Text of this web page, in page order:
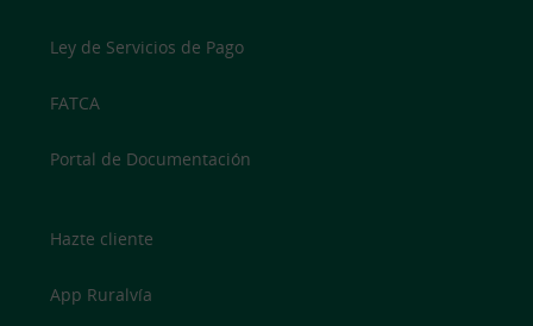
Ley de Servicios de Pago
FATCA
Portal de Documentación
Hazte cliente
App Ruralvía